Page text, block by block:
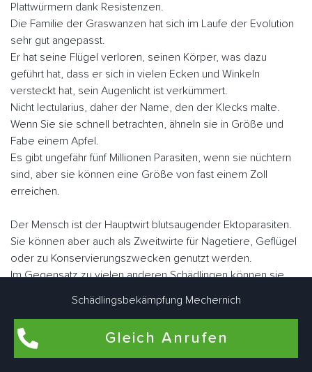
Plattwürmern dank Resistenzen.
Die Familie der Graswanzen hat sich im Laufe der Evolution
sehr gut angepasst.
Er hat seine Flügel verloren, seinen Körper, was dazu
geführt hat, dass er sich in vielen Ecken und Winkeln
versteckt hat, sein Augenlicht ist verkümmert.
Nicht lectularius, daher der Name, den der Klecks malte.
Wenn Sie sie schnell betrachten, ähneln sie in Größe und
Fabe einem Apfel.
Es gibt ungefähr fünf Millionen Parasiten, wenn sie nüchtern
sind, aber sie können eine Größe von fast einem Zoll
erreichen.
Der Mensch ist der Hauptwirt blutsaugender Ektoparasiten.
Sie können aber auch als Zweitwirte für Nagetiere, Geflügel
oder zu Konservierungszwecken genutzt werden.
Im Gegensatz zu vielen anderen Schädlingen können sie
Sie "laufen" jedoch sehr schnell. Mechernich Glehner
Schädlingsbekämpfungsexperten arbeiten eng zusammen,
um Bettwanzen bedarfsgerecht individuell zu bekämpfen.
Schädlingsbekämpfung Mechernich
Gleich Anrufen